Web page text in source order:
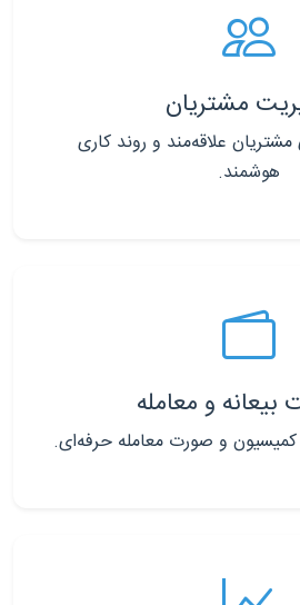
مشتریان
علاقه‌مند و روند کاری
هوشمند.
بیعانه و معامله
کمیسیون و صورت معامله حرفه‌ای.